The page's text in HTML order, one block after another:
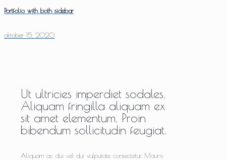
Portfolio with both sidebar
oktober 15, 2020
Ut ultricies imperdiet sodales.
Aliquam fringilla aliquam ex
sit amet elementum. Proin
bibendum sollicitudin feugiat.
Aliquam ac dui vel dui vulputate consectetur. Mauris